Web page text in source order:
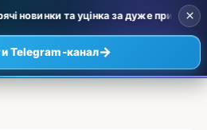
та уцінка за дуже приємними
Telegram-канал→
×